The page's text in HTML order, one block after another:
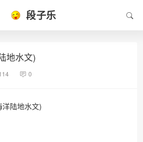
段子乐
地水文)
0
陆地水文)